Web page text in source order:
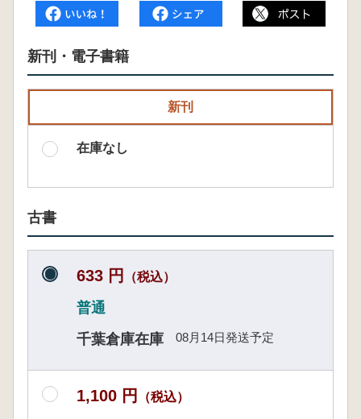
新刊・電子書籍
新刊
在庫なし
古書
633 円 （税込）
普通
千葉倉庫在庫
08月14日発送予定
1,100 円 （税込）